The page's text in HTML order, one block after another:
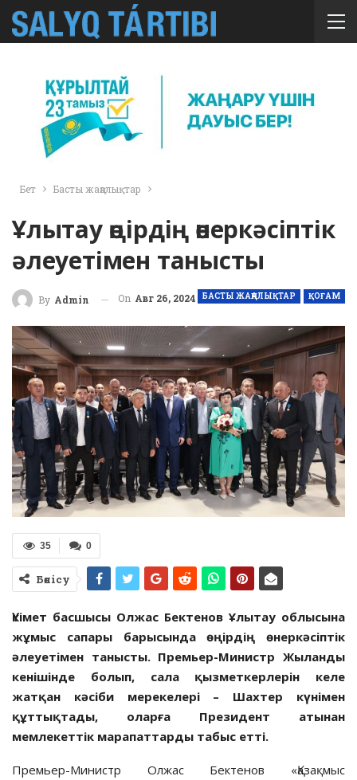
Бет Басты жаңалықтар
Ұлытау өңірдің өнеркәсіптік
әлеуетімен танысты
БАСТЫ ЖАҢАЛЫҚТАР ҚОҒАМ
By Admin On Авг 26, 2024
0
35
Бөлісу
Үкімет басшысы Олжас Бектенов Ұлытау облысына
жұмыс сапары барысында өңірдің өнеркәсіптік
әлеуетімен танысты. Премьер-Министр Жыланды
кенішінде болып, сала қызметкерлерін келе
жатқан кәсіби мерекелері – Шахтер күнімен
құттықтады, оларға Президент атынан
мемлекеттік марапаттарды табыс етті.
Премьер-Министр Олжас Бектенов «Қазақмыс